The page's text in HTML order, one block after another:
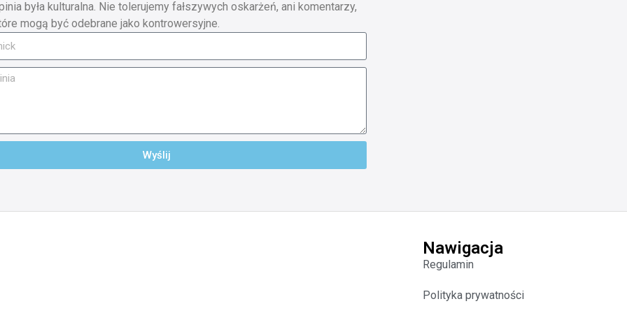
była kulturalna. Nie tolerujemy fałszywych oskarżeń, ani komentarzy,
mogą być odebrane jako kontrowersyjne.
Wyślij
Nawigacja
Regulamin
Polityka prywatności